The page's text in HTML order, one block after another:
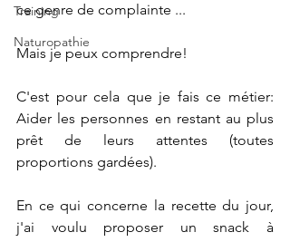
Training
Naturopathie
ce genre de complainte ...
Mais je peux comprendre!
C'est pour cela que je fais ce métier:
Aider les personnes en restant au plus
prêt de leurs attentes (toutes
proportions gardées).
En ce qui concerne la recette du jour,
j'ai voulu proposer un snack à